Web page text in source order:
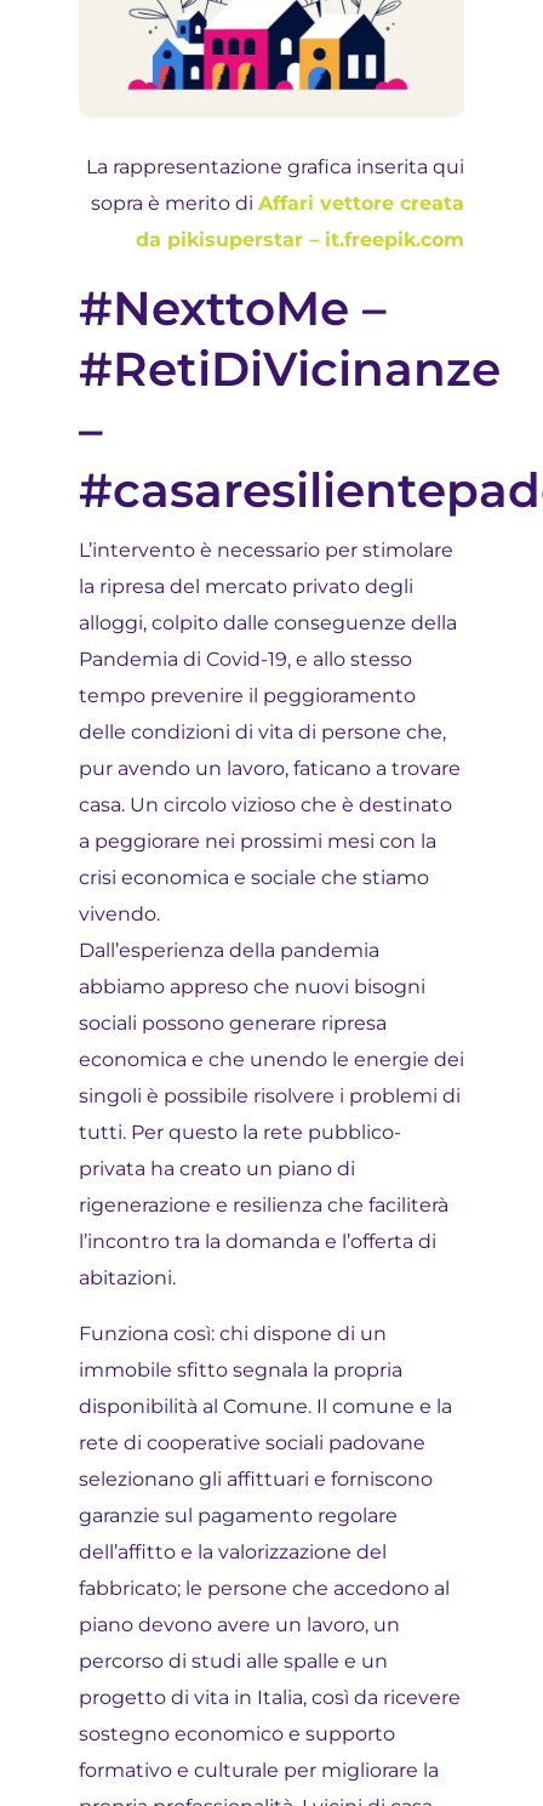
La rappresentazione grafica inserita qui
sopra è merito diAffari vettore creata
da pikisuperstar – it.freepik.com
#NexttoMe –
#RetiDiVicinanze
–
L’intervento è necessario per stimolare
la ripresa del mercato privato degli
alloggi, colpito dalle conseguenze della
Pandemia di Covid-19, e allo stesso
tempo prevenire il peggioramento
delle condizioni di vita di persone che,
pur avendo un lavoro, faticano a trovare
casa. Un circolo vizioso che è destinato
a peggiorare nei prossimi mesi con la
crisi economica e sociale che stiamo
vivendo.
Dall’esperienza della pandemia
abbiamo appreso che nuovi bisogni
sociali possono generare ripresa
economica e che unendo le energie dei
singoli è possibile risolvere i problemi di
tutti. Per questo la rete pubblico-
privata ha creato un piano di
rigenerazione e resilienza che faciliterà
l’incontro tra la domanda e l’offerta di
abitazioni.
Funziona così: chi dispone di un
immobile sfitto segnala la propria
disponibilità al Comune. Il comune e la
rete di cooperative sociali padovane
selezionano gli affittuari e forniscono
garanzie sul pagamento regolare
dell’affitto e la valorizzazione del
fabbricato; le persone che accedono al
piano devono avere un lavoro, un
percorso di studi alle spalle e un
progetto di vita in Italia, così da ricevere
sostegno economico e supporto
formativo e culturale per migliorare la